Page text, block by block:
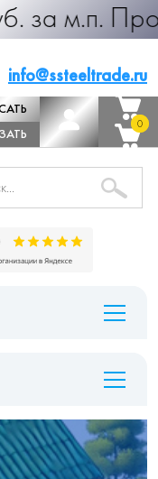
info@ssteeltrade.ru
0
0